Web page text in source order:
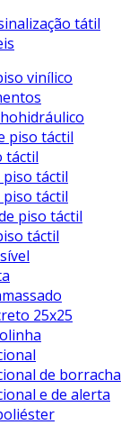
tátil
vinílico
piso táctil
táctil
piso táctil
piso táctil
piso táctil
táctil
25x25
de borracha
e de alerta